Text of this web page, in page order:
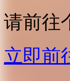
请前往
立即前